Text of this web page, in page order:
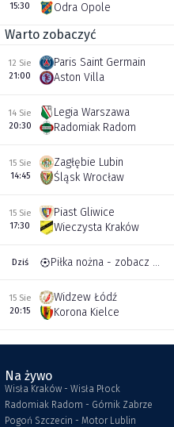
15:30
Odra Opole
Warto zobaczyć
12 Sie
21:00
Paris Saint Germain
Aston Villa
14 Sie
20:30
Legia Warszawa
Radomiak Radom
15 Sie
14:45
Zagłębie Lubin
Śląsk Wrocław
15 Sie
17:30
Piast Gliwice
Wieczysta Kraków
Dziś Piłka nożna - zobacz inne transmisje
15 Sie
20:15
Widzew Łódź
Korona Kielce
Na żywo
Wisła Kraków - Wisła Płock
Radomiak Radom - Górnik Zabrze
Pogoń Szczecin - Motor Lublin